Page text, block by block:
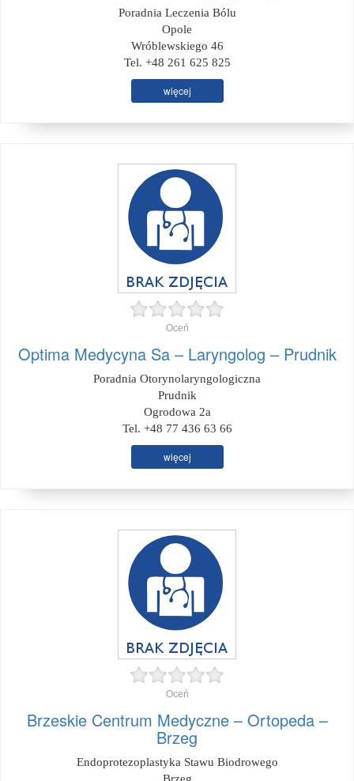
Poradnia Leczenia Bólu
Opole
Wróblewskiego 46
Tel. +48 261 625 825
więcej
Oceń
Optima Medycyna Sa – Laryngolog – Prudnik
Poradnia Otorynolaryngologiczna
Prudnik
Ogrodowa 2a
Tel. +48 77 436 63 66
więcej
Oceń
Brzeskie Centrum Medyczne – Ortopeda –
Brzeg
Endoprotezoplastyka Stawu Biodrowego